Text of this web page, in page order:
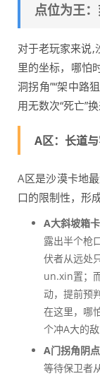
点位为王
对于老玩家来说,
里的坐标，哪怕
洞拐角”“架中路
用无数次“死亡”
A区：长道
A区是沙漠卡地
口的限制性，形
A大斜坡箱
露出半个枪
伏者从远处
un.xin置；
动，提前预
在这里，哪
个冲A大的敌
A门拐角阴点
等待保卫者